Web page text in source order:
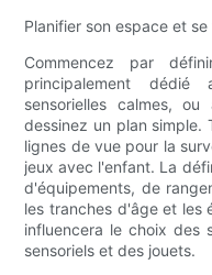
Planifier son espace et
Commencez par
principalement
sensorielles calmes,
dessinez un plan simple.
lignes de vue pour la
jeux avec l'enfant. La
d'équipements, de
les tranches d'âge et les
influencera le choix des
sensoriels et des jouets.